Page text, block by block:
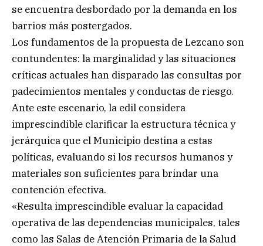
se encuentra desbordado por la demanda en los
barrios más postergados.
Los fundamentos de la propuesta de Lezcano son
contundentes: la marginalidad y las situaciones
críticas actuales han disparado las consultas por
padecimientos mentales y conductas de riesgo.
Ante este escenario, la edil considera
imprescindible clarificar la estructura técnica y
jerárquica que el Municipio destina a estas
políticas, evaluando si los recursos humanos y
materiales son suficientes para brindar una
contención efectiva.
«Resulta imprescindible evaluar la capacidad
operativa de las dependencias municipales, tales
como las Salas de Atención Primaria de la Salud